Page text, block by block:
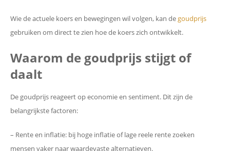
Wie de actuele koers en bewegingen wil volgen, kan degoudprijs
gebruiken om direct te zien hoe de koers zich ontwikkelt.
Waarom de goudprijs stijgt of
daalt
De goudprijs reageert op economie en sentiment. Dit zijn de
belangrijkste factoren:
– Rente en inflatie: bij hoge inflatie of lage reele rente zoeken
mensen vaker naar waardevaste alternatieven.